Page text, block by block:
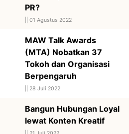
PR?
01 Agustus 2022
MAW Talk Awards
(MTA) Nobatkan 37
Tokoh dan Organisasi
Berpengaruh
28 Juli 2022
Bangun Hubungan Loyal
lewat Konten Kreatif